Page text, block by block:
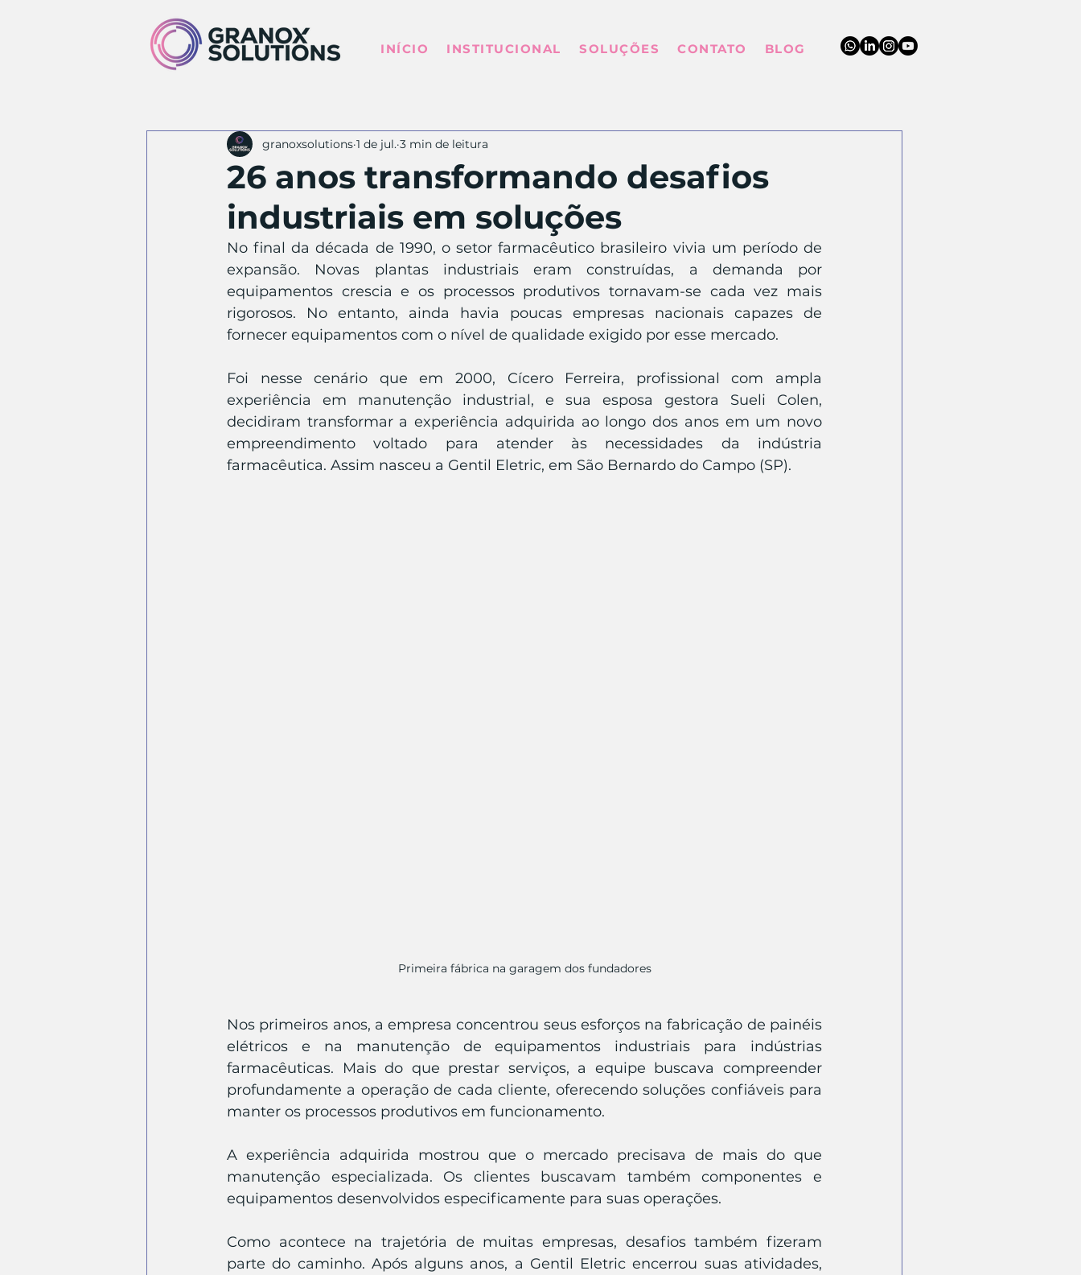
INÍCIO INSTITUCIONAL SOLUÇÕES CONTATO BLOG
26 anos transformando desafios
industriais em soluções
granoxsolutions 1 de jul. 3 min de leitura
No final da década de 1990, o setor farmacêutico brasileiro vivia um período de
expansão. Novas plantas industriais eram construídas, a demanda por
equipamentos crescia e os processos produtivos tornavam-se cada vez mais
rigorosos. No entanto, ainda havia poucas empresas nacionais capazes de
fornecer equipamentos com o nível de qualidade exigido por esse mercado.
Foi nesse cenário que em 2000, Cícero Ferreira, profissional com ampla
experiência em manutenção industrial, e sua esposa gestora Sueli Colen,
decidiram transformar a experiência adquirida ao longo dos anos em um novo
empreendimento voltado para atender às necessidades da indústria
farmacêutica. Assim nasceu a Gentil Eletric, em São Bernardo do Campo (SP).
Primeira fábrica na garagem dos fundadores
Nos primeiros anos, a empresa concentrou seus esforços na fabricação de painéis
elétricos e na manutenção de equipamentos industriais para indústrias
farmacêuticas. Mais do que prestar serviços, a equipe buscava compreender
profundamente a operação de cada cliente, oferecendo soluções confiáveis para
manter os processos produtivos em funcionamento.
A experiência adquirida mostrou que o mercado precisava de mais do que
manutenção especializada. Os clientes buscavam também componentes e
equipamentos desenvolvidos especificamente para suas operações.
Como acontece na trajetória de muitas empresas, desafios também fizeram
parte do caminho. Após alguns anos, a Gentil Eletric encerrou suas atividades,